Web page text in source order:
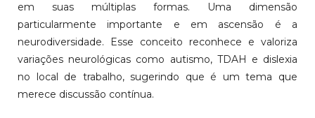
em suas múltiplas formas. Uma dimensão
particularmente importante e em ascensão é a
neurodiversidade. Esse conceito reconhece e valoriza
variações neurológicas como autismo, TDAH e dislexia
no local de trabalho, sugerindo que é um tema que
merece discussão contínua.